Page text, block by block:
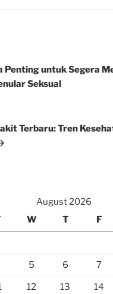
Penting untuk Segera
Seksual
Terbaru: Tren
August 2026
W T F
5 6 7
12 13 14